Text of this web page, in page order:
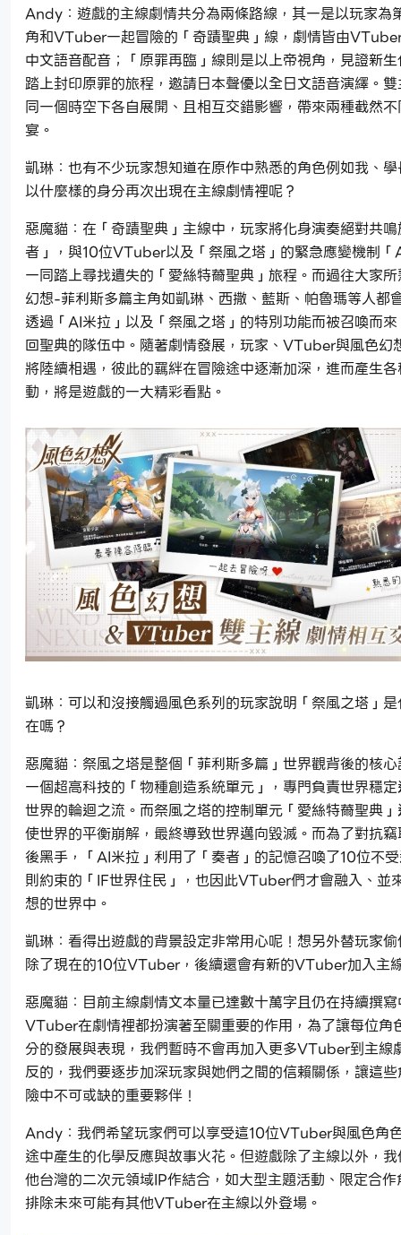
Andy：遊戲的主線劇情共分為兩條路線，其一是以玩家為
角和VTuber一起冒險的「奇蹟聖典」線，劇情皆由
中文語音配音；「原罪再臨」線則是以上帝視角，見證新
踏上封印原罪的旅程，邀請日本聲優以全日文語音演繹。
同一個時空下各自展開、且相互交錯影響，帶來兩種截然
宴。
凱琳：也有不少玩家想知道在原作中熟悉的角色例如我、
以什麼樣的身分再次出現在主線劇情裡呢？
惡魔貓：在「奇蹟聖典」主線中，玩家將化身演奏絕對共
者」，與10位VTuber以及「祭風之塔」的緊急應變機制「
一同踏上尋找遺失的「愛絲特薾聖典」旅程。而過往大家
幻想-菲利斯多篇主角如凱琳、西撒、藍斯、帕魯瑪等人都
透過「AI米拉」以及「祭風之塔」的特別功能而被召喚而
回聖典的隊伍中。隨著劇情發展，玩家、VTuber與風色幻
將陸續相遇，彼此的羈絆在冒險途中逐漸加深，進而產生
動，將是遊戲的一大精彩看點。
凱琳：可以和沒接觸過風色系列的玩家說明「祭風之塔」
在嗎？
惡魔貓：祭風之塔是整個「菲利斯多篇」世界觀背後的核
一個超高科技的「物種創造系統單元」，專門負責世界穩
世界的輪迴之流。而祭風之塔的控制單元「愛絲特薾聖典
使世界的平衡崩解，最終導致世界邁向毀滅。而為了對抗
後黑手，「AI米拉」利用了「奏者」的記憶召喚了10位不
則約束的「IF世界住民」，也因此VTuber們才會融入、並
想的世界中。
凱琳：看得出遊戲的背景設定非常用心呢！想另外替玩家
除了現在的10位VTuber，後續還會有新的VTuber加入主
惡魔貓：目前主線劇情文本量已達數十萬字且仍在持續撰
VTuber在劇情裡都扮演著至關重要的作用，為了讓每位角
分的發展與表現，我們暫時不會再加入更多VTuber到主線
反的，我們要逐步加深玩家與她們之間的信賴關係，讓這
險中不可或缺的重要夥伴！
Andy：我們希望玩家們可以享受這10位VTuber與風色角
途中產生的化學反應與故事火花。但遊戲除了主線以外，
他台灣的二次元領域IP作結合，如大型主題活動、限定合
排除未來可能有其他VTuber在主線以外登場。